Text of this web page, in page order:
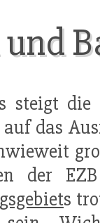
steigt
das
der
s